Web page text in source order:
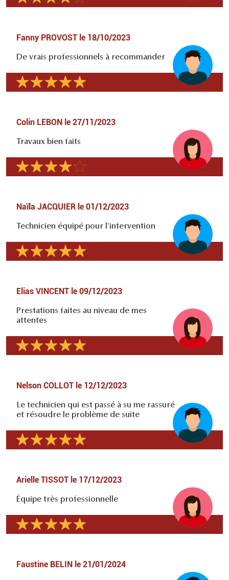
Fanny PROVOST le 18/10/2023
De vrais professionnels à recommander
Colin LEBON le 27/11/2023
Travaux bien faits
Naïla JACQUIER le 01/12/2023
Technicien équipé pour l'intervention
Elias VINCENT le 09/12/2023
Prestations faites au niveau de mes
attentes
Nelson COLLOT le 12/12/2023
Le technicien qui est passé à su me rassuré
et résoudre le problème de suite
Arielle TISSOT le 17/12/2023
Équipe très professionnelle
Faustine BELIN le 21/01/2024